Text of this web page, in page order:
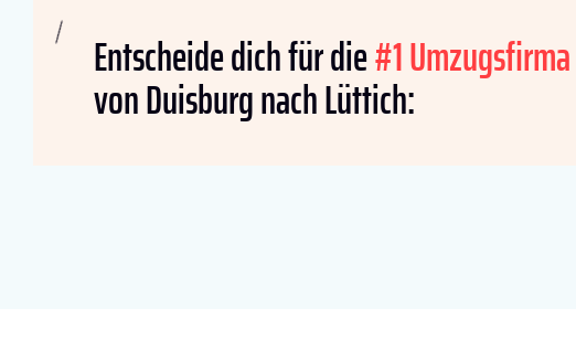
Entscheide dich für die#1 Umzugsfirma
von Duisburg nach Lüttich: